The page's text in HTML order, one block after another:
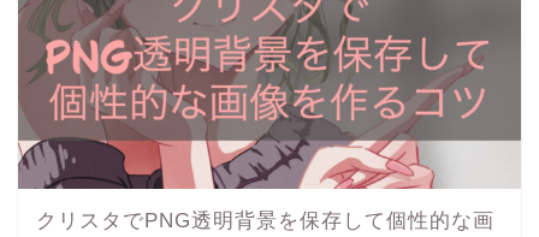
クリスタでPNG透明背景を保存して個性的な画